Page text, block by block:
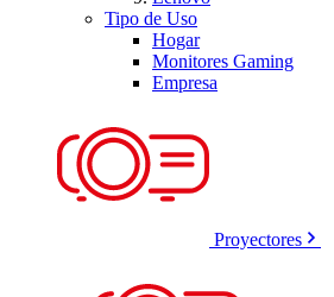
Tipo de Uso
Hogar
Monitores Gaming
Empresa
Proyectores